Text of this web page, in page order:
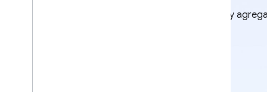
Los usuarios pueden comprar y